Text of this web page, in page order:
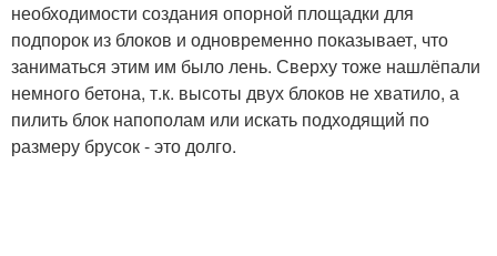
необходимости создания опорной площадки для
подпорок из блоков и одновременно показывает, что
заниматься этим им было лень. Сверху тоже нашлёпали
немного бетона, т.к. высоты двух блоков не хватило, а
пилить блок напополам или искать подходящий по
размеру брусок - это долго.